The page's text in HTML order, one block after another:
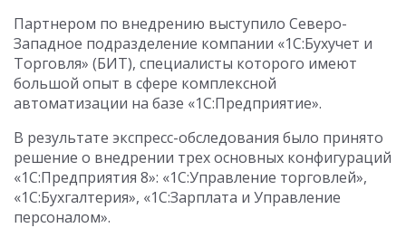
Партнером по внедрению выступило Северо-
Западное подразделение компании «1С:Бухучет и
Торговля» (БИТ), специалисты которого имеют
большой опыт в сфере комплексной
автоматизации на базе «1С:Предприятие».
В результате экспресс-обследования было принято
решение о внедрении трех основных конфигураций
«1С:Предприятия 8»: «1С:Управление торговлей»,
«1С:Бухгалтерия», «1С:Зарплата и Управление
персоналом».